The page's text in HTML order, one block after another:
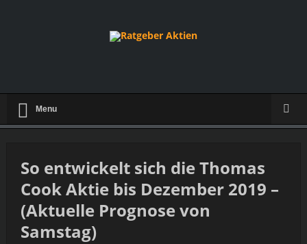
Menu
So entwickelt sich die Thomas
Cook Aktie bis Dezember 2019 –
(Aktuelle Prognose von
Samstag)